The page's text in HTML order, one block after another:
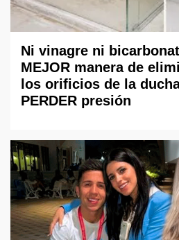
Ni vinagre ni
MEJOR manera de
los orificios de la
PERDER presión